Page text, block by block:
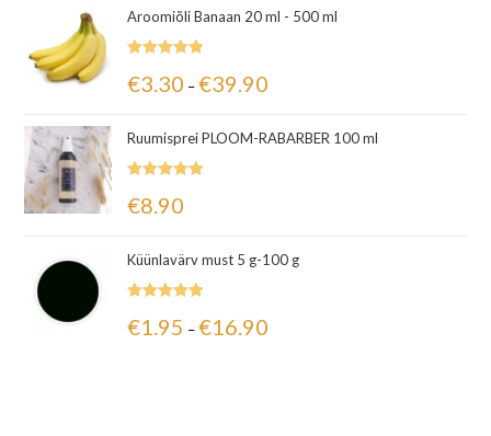
Aroomiõli Banaan 20 ml - 500 ml
5.00/ 5
€3.30 – €39.90
Ruumisprei PLOOM-RABARBER 100 ml
5.00/ 5
€8.90
Küünlavärv must 5 g-100 g
5.00/ 5
€1.95 – €16.90